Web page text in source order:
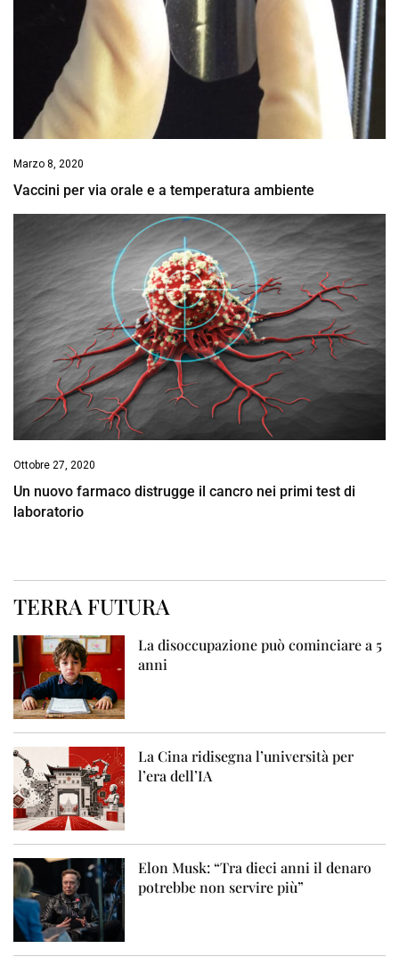
Marzo 8, 2020
Vaccini per via orale e a temperatura ambiente
Ottobre 27, 2020
Un nuovo farmaco distrugge il cancro nei primi test di
laboratorio
TERRA FUTURA
La disoccupazione può cominciare a 5
anni
La Cina ridisegna l’università per
l’era dell’IA
Elon Musk: “Tra dieci anni il denaro
potrebbe non servire più”